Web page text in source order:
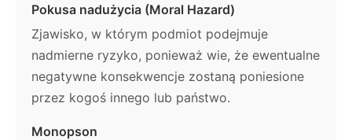
Pokusa nadużycia (Moral Hazard)
Zjawisko, w którym podmiot podejmuje
nadmierne ryzyko, ponieważ wie, że ewentualne
negatywne konsekwencje zostaną poniesione
przez kogoś innego lub państwo.
Monopson